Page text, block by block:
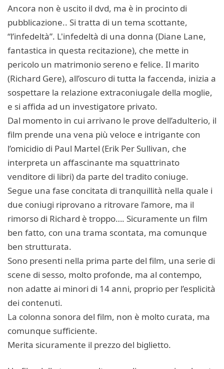
Ancora non è uscito il dvd, ma è in procinto di
pubblicazione.. Si tratta di un tema scottante,
“l’infedeltà”. L'infedeltà di una donna (Diane Lane,
fantastica in questa recitazione), che mette in
pericolo un matrimonio sereno e felice. Il marito
(Richard Gere), all’oscuro di tutta la faccenda, inizia a
sospettare la relazione extraconiugale della moglie,
e si affida ad un investigatore privato.
Dal momento in cui arrivano le prove dell’adulterio, il
film prende una vena più veloce e intrigante con
l’omicidio di Paul Martel (Erik Per Sullivan, che
interpreta un affascinante ma squattrinato
venditore di libri) da parte del tradito coniuge.
Segue una fase concitata di tranquillità nella quale i
due coniugi riprovano a ritrovare l’amore, ma il
rimorso di Richard è troppo…. Sicuramente un film
ben fatto, con una trama scontata, ma comunque
ben strutturata.
Sono presenti nella prima parte del film, una serie di
scene di sesso, molto profonde, ma al contempo,
non adatte ai minori di 14 anni, proprio per l’esplicità
dei contenuti.
La colonna sonora del film, non è molto curata, ma
comunque sufficiente.
Merita sicuramente il prezzo del biglietto.